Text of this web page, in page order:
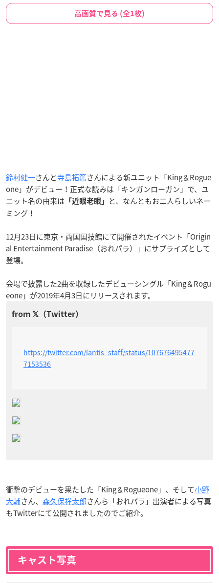
高画質で見る (全1枚)
鈴村健一さんと寺島拓篤さんによる新ユニット「King＆Rogue
one」がデビュー！正式な読みは「キンガンローガン」で、ユ
ニット名の由来は 「近眼老眼」
と、なんともお二人らしいネー
ミング！
12月23日に東京・両国国技館にて開催されたイベント「Origin
al Entertainment Paradise（おれパラ）」にサプライズとして
登場。
会場で披露した2曲を収録したデビューシングル「King＆Rogu
eone」が2019年4月3日にリリースされます。
https://twitter.com/lantis_staff/status/107676495477
7153536
衝撃のデビューを果たした「King＆Rogueone」、そして小野
大輔さん、 森久保祥太郎さんら「おれパラ」出演者による写真
もTwitterにて公開されましたのでご紹介。
キャスト写真